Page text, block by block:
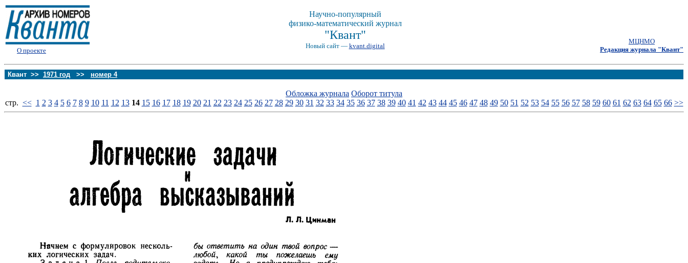
О проекте
Научно-популярный
физико-математический журнал
"Квант"
Новый сайт — kvant.digital
МЦНМО
Редакция журнала "Квант"
Квант >> 1971 год >> номер 4
Обложка журнала Оборот титула
стp. << 1 2 3 4 5 6 7 8 9 10 11 12 13 14 15 16 17 18 19 20 21 22 23 24 25 26 27 28 29 30 31 32 33 34 35 36 37 38 39 40 41 42 43 44 45 46 47 48 49 50 51 52 53 54 55 56 57 58 59 60 61 62 63 64 65 66 >>